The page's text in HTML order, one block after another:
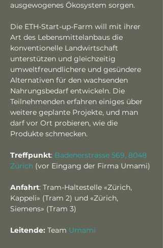
ausgewogenes Ökosystem sorgen.
Die ETH-Start-up-Farm will mit ihrer
Art des Lebensmittelanbaus die
konventionelle Landwirtschaft
unterstützen und gleichzeitig
umweltfreundlichere und gesündere
Alternativen für den wachsenden
Nahrungsbedarf entwickeln. Die
Teilnehmenden erfahren einiges über
weitere geplante Projekte, und man
darf vor Ort probieren, wie die
Produkte schmecken.
Treffpunkt: Badenerstrasse 569, 8048
Zürich (vor Eingang der Firma Umami)
Anfahrt: Tram-Haltestelle «Zürich,
Kappeli» (Tram 2) und «Zürich,
Siemens» (Tram 3)
Leitende: Team Umami